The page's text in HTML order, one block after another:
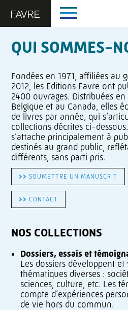
QUI SOMMES-
Fondées en 1971, affiliées au
2012, les Editions Favre ont
2400 ouvrages. Distribuées en
Belgique et au Canada, elles
de livres par année, qui
collections décrites ci-
s’attache principalement à
destinés au grand public,
différents, sans parti pris.
> > SOUMETTRE UN MANUSCRIT
> > CONTACT
NOS COLLECTIONS
Dossiers, essais et
Les dossiers développent et
thématiques diverses :
sciences, culture, etc. Les
compte d’expériences
de vie hors du commun.